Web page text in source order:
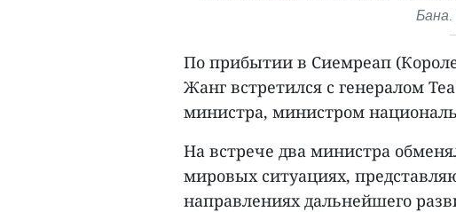
По прибытии в Сиемреап
Жанг встретился с генералом
министра, министром
На встрече два министра
мировых ситуациях,
направлениях дальнейшего